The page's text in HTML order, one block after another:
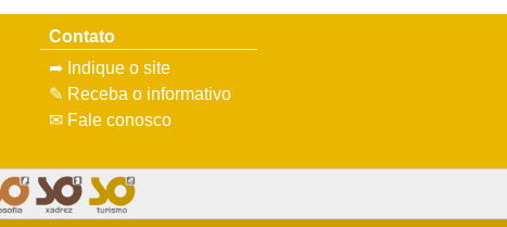
Contato
➦ Indique o site
✎ Receba o informativo
✉ Fale conosco